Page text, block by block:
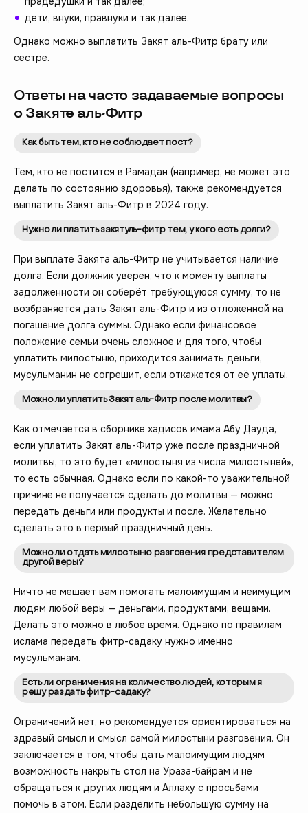
дети, внуки, правнуки и так далее.
Однако можно выплатить Закят аль-Фитр брату или
сестре.
Ответы на часто задаваемые вопросы
о Закяте аль-Фитр
Как быть тем, кто не соблюдает пост?
Тем, кто не постится в Рамадан (например, не может это
делать по состоянию здоровья), также рекомендуется
выплатить Закят аль-Фитр в 2024 году.
Нужно ли платить закятуль-фитр тем, у кого есть долги?
При выплате Закята аль-Фитр не учитывается наличие
долга. Если должник уверен, что к моменту выплаты
задолженности он соберёт требующуюся сумму, то не
возбраняется дать Закят аль-Фитр и из отложенной на
погашение долга суммы. Однако если финансовое
положение семьи очень сложное и для того, чтобы
уплатить милостыню, приходится занимать деньги,
мусульманин не согрешит, если откажется от её уплаты.
Можно ли уплатить Закят аль-Фитр после молитвы?
Как отмечается в сборнике хадисов имама Абу Дауда,
если уплатить Закят аль-Фитр уже после праздничной
молитвы, то это будет «милостыня из числа милостыней»,
то есть обычная. Однако если по какой-то уважительной
причине не получается сделать до молитвы — можно
передать деньги или продукты и после. Желательно
сделать это в первый праздничный день.
Можно ли отдать милостыню разговения представителям
другой веры?
Ничто не мешает вам помогать малоимущим и неимущим
людям любой веры — деньгами, продуктами, вещами.
Делать это можно в любое время. Однако по правилам
ислама передать фитр-садаку нужно именно
мусульманам.
Есть ли ограничения на количество людей, которым я
решу раздать фитр-садаку?
Ограничений нет, но рекомендуется ориентироваться на
здравый смысл и смысл самой милостыни разговения. Он
заключается в том, чтобы дать малоимущим людям
возможность накрыть стол на Ураза-байрам и не
обращаться к других людям и Аллаху с просьбами
помочь в этом. Если разделить небольшую сумму на